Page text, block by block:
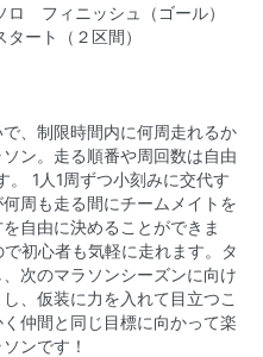
フィニッシュ（ゴール）
ート（２区間）
、制限時間内に何周走れるか
ン。走る順番や周回数は自由
。 1人1周ずつ小刻みに交代す
周も走る間にチームメイトを
自由に決めることができま
初心者も気軽に走れます。タ
次のマラソンシーズンに向け
、仮装に力を入れて目立つこ
仲間と同じ目標に向かって楽
ンです！